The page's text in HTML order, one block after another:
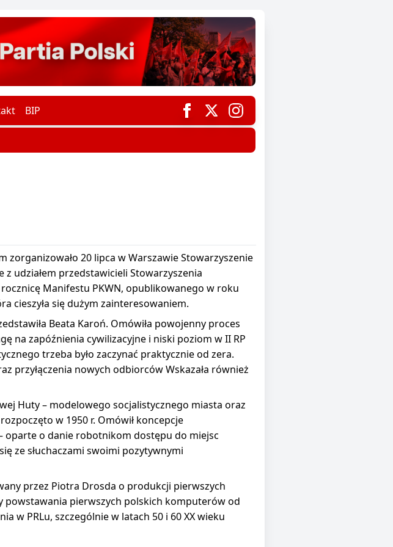
BIP
zorganizowało 20 lipca w Warszawie Stowarzyszenie
z udziałem przedstawicieli Stowarzyszenia
Manifestu PKWN, opublikowanego w roku
cieszyła się dużym zainteresowaniem.
Beata Karoń. Omówiła powojenny proces
na zapóźnienia cywilizacyjne i niski poziom w II RP
trzeba było zaczynać praktycznie od zera.
przyłączenia nowych odbiorców Wskazała również
Huty – modelowego socjalistycznego miasta oraz
w 1950 r. Omówił koncepcje
o danie robotnikom dostępu do miejsc
ze słuchaczami swoimi pozytywnymi
przez Piotra Drosda o produkcji pierwszych
powstawania pierwszych polskich komputerów od
w PRLu, szczególnie w latach 50 i 60 XX wieku